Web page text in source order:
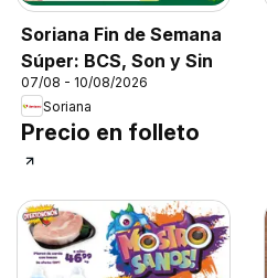
Soriana Fin de Semana
Súper: BCS, Son y Sin
07/08 - 10/08/2026
Soriana
Precio en folleto